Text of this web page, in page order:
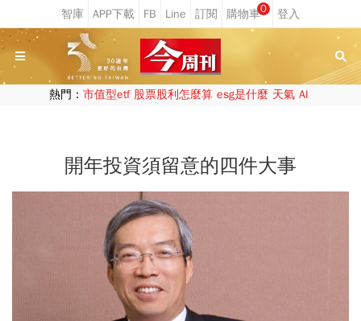
0
熱門： 市值型etf 股票股利怎麼算 esg是什麼 天氣 AI
開年投資須留意的四件大事